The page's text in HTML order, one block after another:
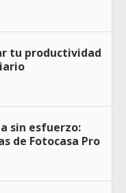
tu productividad
sin esfuerzo:
de Fotocasa Pro